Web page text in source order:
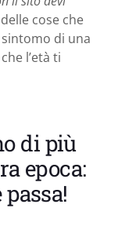
cose che
di una
l’età ti
di più
epoca: